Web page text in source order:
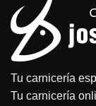
Tu carnicería
Tu carnicería